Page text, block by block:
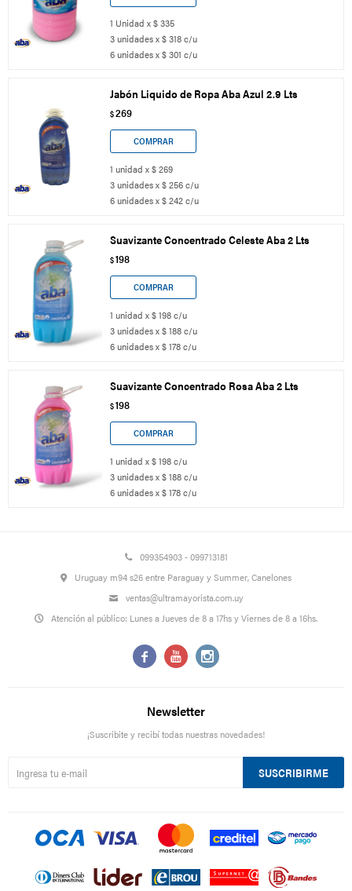
1 Unidad x $ 335
3 unidades x $ 318 c/u
6 unidades x $ 301 c/u
Jabón Liquido de Ropa Aba Azul 2.9 Lts
$269
1 unidad x $ 269
3 unidades x $ 256 c/u
6 unidades x $ 242 c/u
Suavizante Concentrado Celeste Aba 2 Lts
$198
1 unidad x $ 198 c/u
3 unidades x $ 188 c/u
6 unidades x $ 178 c/u
Suavizante Concentrado Rosa Aba 2 Lts
$198
1 unidad x $ 198 c/u
3 unidades x $ 188 c/u
6 unidades x $ 178 c/u
099354903 - 099713181
Uruguay m94 s26 entre Paraguay y Summer, Canelones
ventas@ultramayorista.com.uy
Atención al público: Lunes a Jueves de 8 a 17hs y Viernes de 8 a 16hs.
  
Newsletter
¡Suscribite y recibí todas nuestras novedades!
SUSCRIBIRME